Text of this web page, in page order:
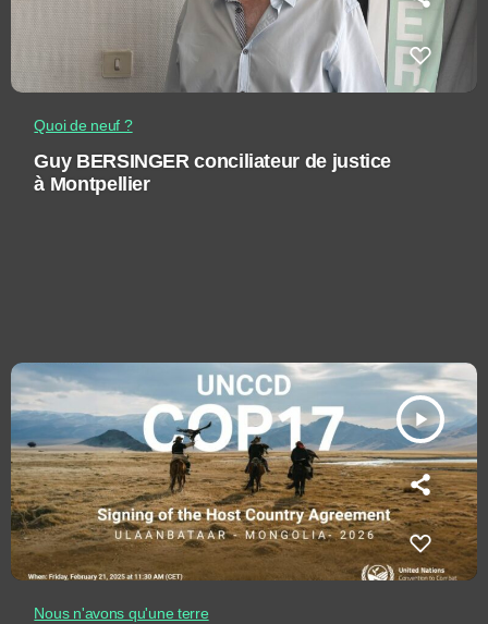
Quoi de neuf ?
Guy BERSINGER conciliateur de justice
à Montpellier
play_arrow
Nous n'avons qu'une terre